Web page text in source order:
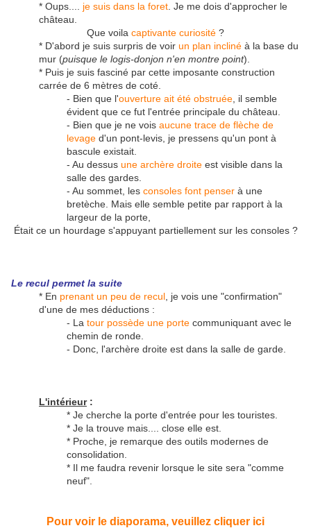
* Oups.... je suis dans la foret . Je me dois d'approcher le
château.
Que voila captivante curiosité ?
* D'abord je suis surpris de voir un plan incliné à la base du
mur (puisque le logis-donjon n'en montre point).
* Puis je suis fasciné par cette imposante construction
carrée de 6 mètres de coté.
- Bien que l'ouverture ait été obstruée , il semble
évident que ce fut l'entrée principale du château.
- Bien que je ne vois aucune trace de flèche de
levage d'un pont-levis, je pressens qu'un pont à
bascule existait.
- Au dessus une archère droite est visible dans la
salle des gardes.
- Au sommet, les consoles font penser à une
bretèche. Mais elle semble petite par rapport à la
largeur de la porte,
Était ce un hourdage s'appuyant partiellement sur les consoles ?
Le recul permet la suite
* En prenant un peu de recul , je vois une "confirmation"
d'une de mes déductions :
- La tour possède une porte communiquant avec le
chemin de ronde.
- Donc, l'archère droite est dans la salle de garde.
L'intérieur:
* Je cherche la porte d'entrée pour les touristes.
* Je la trouve mais.... close elle est.
* Proche, je remarque des outils modernes de
consolidation.
* Il me faudra revenir lorsque le site sera "comme
neuf".
Pour voir le diaporama, veuillez cliquer ici